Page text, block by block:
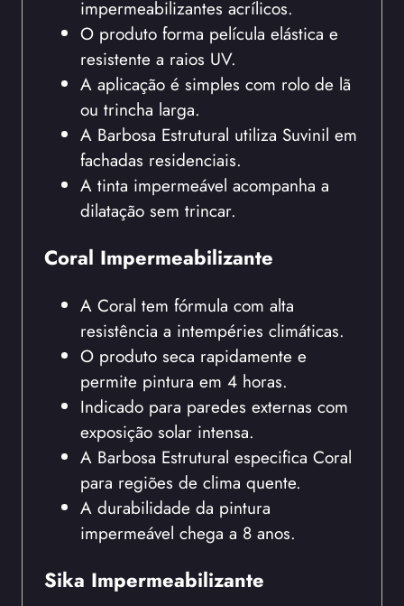
impermeabilizantes acrílicos.
O produto forma película elástica e
resistente a raios UV.
A aplicação é simples com rolo de lã
ou trincha larga.
A Barbosa Estrutural utiliza Suvinil em
fachadas residenciais.
A tinta impermeável acompanha a
dilatação sem trincar.
Coral Impermeabilizante
A Coral tem fórmula com alta
resistência a intempéries climáticas.
O produto seca rapidamente e
permite pintura em 4 horas.
Indicado para paredes externas com
exposição solar intensa.
A Barbosa Estrutural especifica Coral
para regiões de clima quente.
A durabilidade da pintura
impermeável chega a 8 anos.
Sika Impermeabilizante